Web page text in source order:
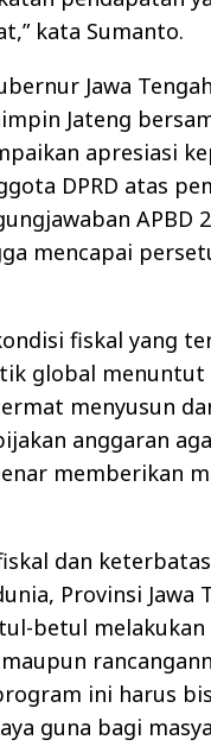
kata Sumanto.
Jawa
Jateng
apresiasi
DPRD atas
APBD
mencapai
fiskal yang
global
menyusun
anggaran
memberikan
dan
Provinsi Jawa
betul melakukan
ini harus
guna bagi